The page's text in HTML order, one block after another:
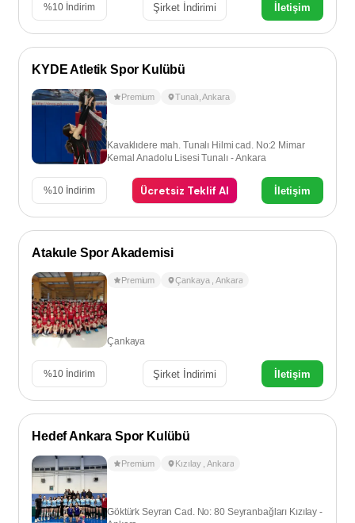
%10 İndirim Şirket İndirimi İletişim
KYDE Atletik Spor Kulübü
Premium Tunalı ,Ankara
Kavaklıdere mah. Tunalı Hilmi cad. No:2 Mimar
Kemal Anadolu Lisesi Tunalı - Ankara
%10 İndirim Ücretsiz Teklif Al İletişim
Atakule Spor Akademisi
Premium Çankaya ,Ankara
Çankaya
%10 İndirim Şirket İndirimi İletişim
Hedef Ankara Spor Kulübü
Premium Kızılay ,Ankara
Göktürk Seyran Cad. No: 80 Seyranbağları Kızılay -